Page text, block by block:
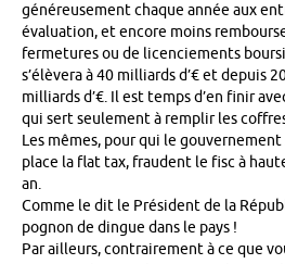
généreusement chaque année aux
évaluation, et encore moins
fermetures ou de licenciements
s’élèvera à 40 milliards d’€ et depuis
milliards d’€. Il est temps d’en finir
qui sert seulement à remplir les
Les mêmes, pour qui le
place la flat tax, fraudent le fisc à
an.
Comme le dit le Président de la
pognon de dingue dans le pays !
Par ailleurs, contrairement à ce que